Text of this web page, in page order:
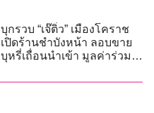
บุกรวบ “เจ๊ติ๋ว” เมืองโคราช
เปิดร้านชำบังหน้า ลอบขาย
บุหรี่เถื่อนนำเข้า มูลค่าร่วม 7